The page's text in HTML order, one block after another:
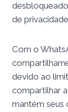
de
Com o
devido ao
compartilhar
mantém seus